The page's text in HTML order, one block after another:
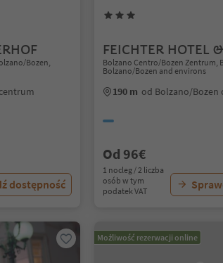
Bozen,
dostępność
FEICHTER HOTEL
Bolzano Centro/Bozen Zentrum,
Bolzano/Bozen and environs
190 m od Bolzano/Bozen
Od 96€
1 nocleg / 2 liczba
osób w tym
podatek VAT
Możliwość rezerwacji online